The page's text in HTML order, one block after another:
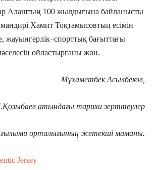
Алаштың 100 жылдығына байланысты
Хамит Тоқтамысовтың есімін
жауынгерлік–спорттық бағыттағы
ойластырғаны жөн.
Мұхаметбек Асылбеков,
атындағы тарихи зерттеулер
ғылыми орталығының жетекші маманы.
Jersey